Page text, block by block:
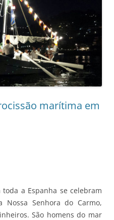
marítima em
a Espanha se celebram
Nossa Senhora do Carmo,
São homens do mar